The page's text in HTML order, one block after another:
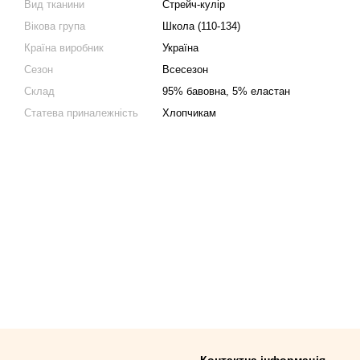
Вид тканини
Стрейч-кулір
Вікова група
Школа (110-134)
Країна виробник
Україна
Сезон
Всесезон
Склад
95% бавовна, 5% еластан
Статева приналежність
Хлопчикам